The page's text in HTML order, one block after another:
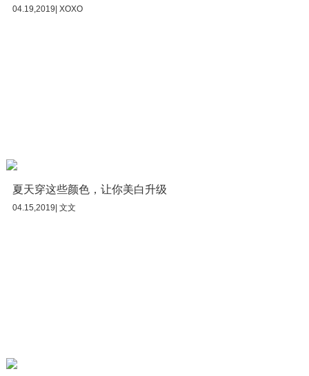
04.19,2019| XOXO
夏天穿这些颜色，让你美白升级
04.15,2019| 文文